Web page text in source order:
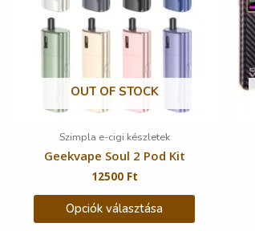
OUT OF STOCK
Szimpla e-cigi készletek
Geekvape Soul 2 Pod Kit
12500 Ft
Opciók választása